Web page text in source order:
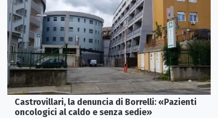
Castrovillari, la denuncia di Borrelli: «Pazienti
oncologici al caldo e senza sedie»